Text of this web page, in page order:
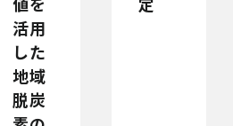
活用
した
地域
脱炭